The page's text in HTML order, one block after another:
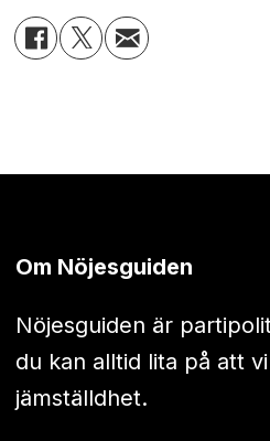
Om Nöjesguiden
Nöjesguiden är
du kan alltid lita på att
jämställdhet.